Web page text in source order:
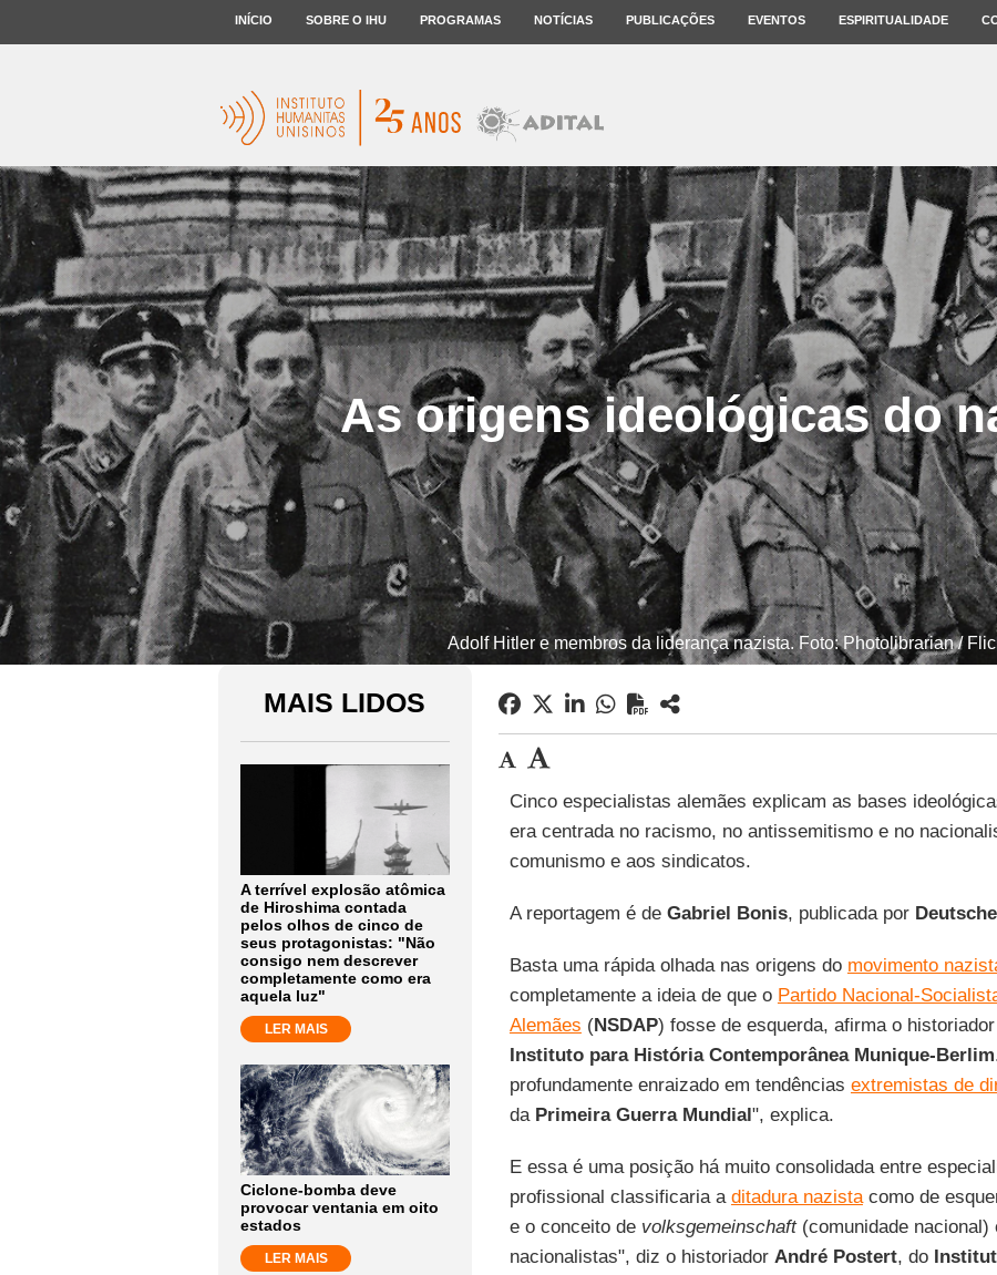
INÍCIO SOBRE O IHU PROGRAMAS NOTÍCIAS PUBLICAÇÕES EVENTOS ESPIRITUALIDADE
As origens ideológicas do
Adolf Hitler e membros da liderança nazista. Foto: Photolibrarian /
MAIS LIDOS
A terrível explosão atômica
de Hiroshima contada
pelos olhos de cinco de
seus protagonistas: "Não
consigo nem descrever
completamente como era
aquela luz"
LER MAIS
Ciclone-bomba deve
provocar ventania em oito
estados
LER MAIS
Cinco especialistas alemães explicam as bases
era centrada no racismo, no antissemitismo e no
comunismo e aos sindicatos.
A reportagem é de Gabriel Bonis, publicada por
Basta uma rápida olhada nas origens do movimento
completamente a ideia de que o Partido Nacional-
Alemães (NSDAP) fosse de esquerda, afirma o historiador
Instituto para História Contemporânea Munique-Berlim
profundamente enraizado em tendências extremistas de
da Primeira Guerra Mundial", explica.
E essa é uma posição há muito consolidada entre
profissional classificaria a ditadura nazistacomo de
e o conceito de volksgemeinschaft(comunidade nacional)
nacionalistas", diz o historiador André Postert, do